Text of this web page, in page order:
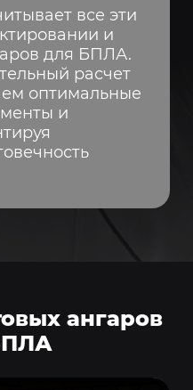
все эти
и
для БПЛА.
расчет
оптимальные
и
ангаров